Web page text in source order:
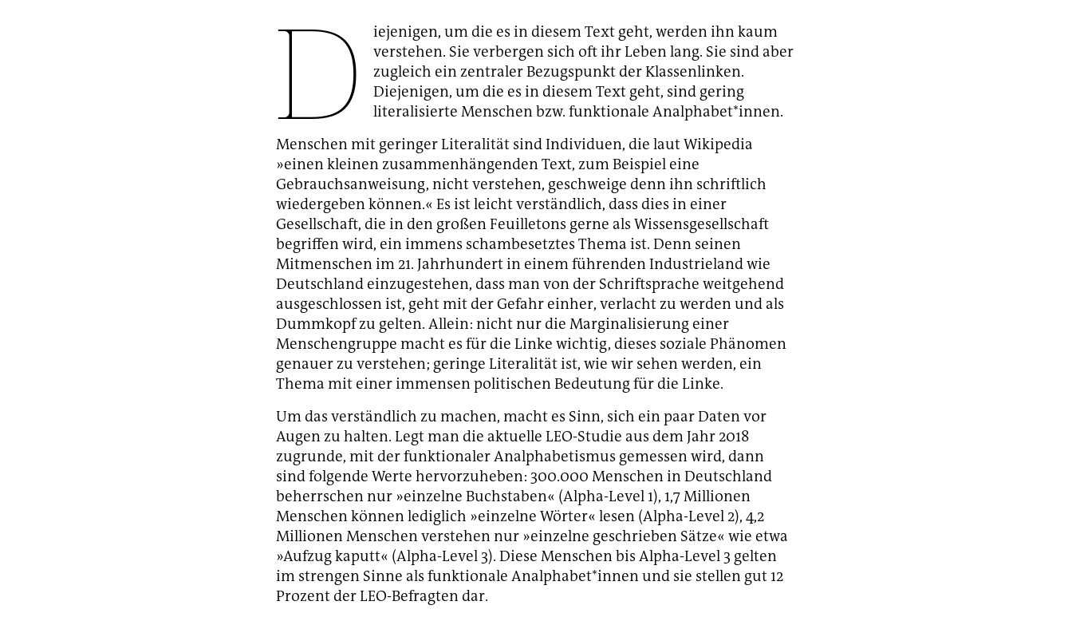
D
iejenigen, um die es in diesem Text geht, werden ihn kaum
verstehen. Sie verbergen sich oft ihr Leben lang. Sie sind aber
zugleich ein zentraler Bezugspunkt der Klassenlinken.
Diejenigen, um die es in diesem Text geht, sind gering
literalisierte Menschen bzw. funktionale Analphabet*innen.
Menschen mit geringer Literalität sind Individuen, die laut Wikipedia
»einen kleinen zusammenhängenden Text, zum Beispiel eine
Gebrauchsanweisung, nicht verstehen, geschweige denn ihn schriftlich
wiedergeben können.« Es ist leicht verständlich, dass dies in einer
Gesellschaft, die in den großen Feuilletons gerne als Wissensgesellschaft
begriffen wird, ein immens schambesetztes Thema ist. Denn seinen
Mitmenschen im 21. Jahrhundert in einem führenden Industrieland wie
Deutschland einzugestehen, dass man von der Schriftsprache weitgehend
ausgeschlossen ist, geht mit der Gefahr einher, verlacht zu werden und als
Dummkopf zu gelten. Allein: nicht nur die Marginalisierung einer
Menschengruppe macht es für die Linke wichtig, dieses soziale Phänomen
genauer zu verstehen; geringe Literalität ist, wie wir sehen werden, ein
Thema mit einer immensen politischen Bedeutung für die Linke.
Um das verständlich zu machen, macht es Sinn, sich ein paar Daten vor
Augen zu halten. Legt man die aktuelle LEO-Studie aus dem Jahr 2018
zugrunde, mit der funktionaler Analphabetismus gemessen wird, dann
sind folgende Werte hervorzuheben: 300.000 Menschen in Deutschland
beherrschen nur »einzelne Buchstaben« (Alpha-Level 1), 1,7 Millionen
Menschen können lediglich »einzelne Wörter« lesen (Alpha-Level 2), 4,2
Millionen Menschen verstehen nur »einzelne geschrieben Sätze« wie etwa
»Aufzug kaputt« (Alpha-Level 3). Diese Menschen bis Alpha-Level 3 gelten
im strengen Sinne als funktionale Analphabet*innen und sie stellen gut 12
Prozent der LEO-Befragten dar.